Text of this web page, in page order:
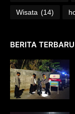
Wisata (14)
BERITA TERBARU